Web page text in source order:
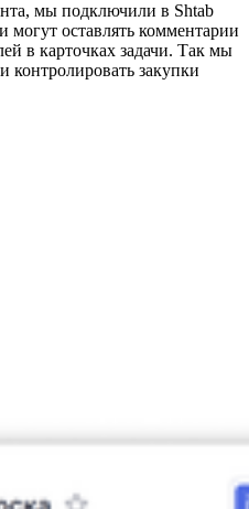
мы подключили в Shtab
могут оставлять комментарии
в карточках задачи. Так мы
контролировать закупки